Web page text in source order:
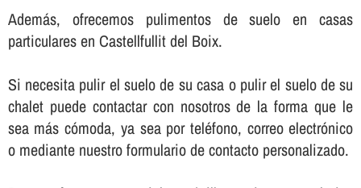
Además, ofrecemos pulimentos de suelo en casas
particulares en Castellfullit del Boix.
Si necesita pulir el suelo de su casa o pulir el suelo de su
chalet puede contactar con nosotros de la forma que le
sea más cómoda, ya sea por teléfono, correo electrónico
o mediante nuestro formulario de contacto personalizado.